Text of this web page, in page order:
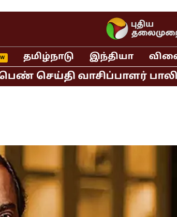
தமிழ்நாடு இந்தியா
வாசிப்பாளர் பாலியல்